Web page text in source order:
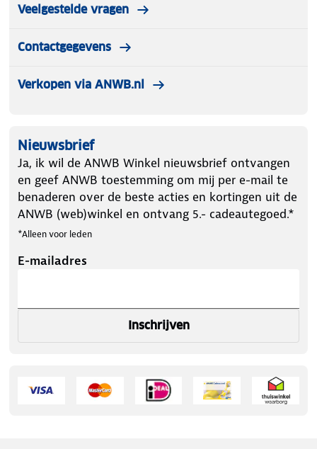
Veelgestelde vragen
Contactgegevens
Verkopen via ANWB.nl
Nieuwsbrief
Ja, ik wil de ANWB Winkel nieuwsbrief ontvangen
en geef ANWB toestemming om mij per e-mail te
benaderen over de beste acties en kortingen uit de
ANWB (web)winkel en ontvang 5.- cadeautegoed.*
*Alleen voor leden
E-mailadres
Inschrijven